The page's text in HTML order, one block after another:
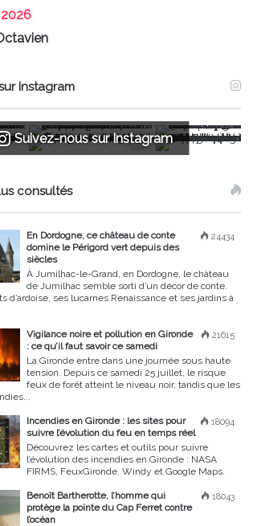
Instagram
Suivez-nous sur Instagram
consultés
24434
En Dordogne, ce château de conte
domine le Périgord vert depuis des
siècles
À Jumilhac-le-Grand, en Dordogne, le château
de Jumilhac semble sorti d’un décor de conte.
d’ardoise, ses lucarnes Renaissance et ses jardins à
21615
Vigilance noire et pollution en Gironde
: ce qu’il faut savoir ce samedi
La Gironde entre dans une journée sous haute
tension. Depuis ce samedi 25 juillet, le risque
feux de forêt atteint le niveau noir, tandis que les
18094
Incendies en Gironde : les sites pour
suivre l’évolution du feu en temps réel
Découvrez les cartes et outils pour suivre
l’évolution des incendies en Gironde : NASA
FIRMS, FeuxGironde, Windy et Google Maps.
18043
Benoît Bartherotte, l’homme qui
protège la pointe du Cap Ferret contre
l’océan